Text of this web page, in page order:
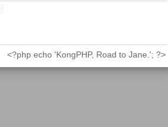
<?php echo 'KongPHP, Road to Jane.'; ?>